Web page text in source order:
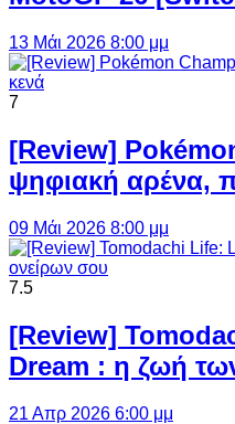
13 Μάι 2026 8:00 μμ
7
[Review]
ψηφιακή αρένα,
09 Μάι 2026 8:00 μμ
7.5
[Review]
Dream : η ζωή
21 Απρ 2026 6:00 μμ